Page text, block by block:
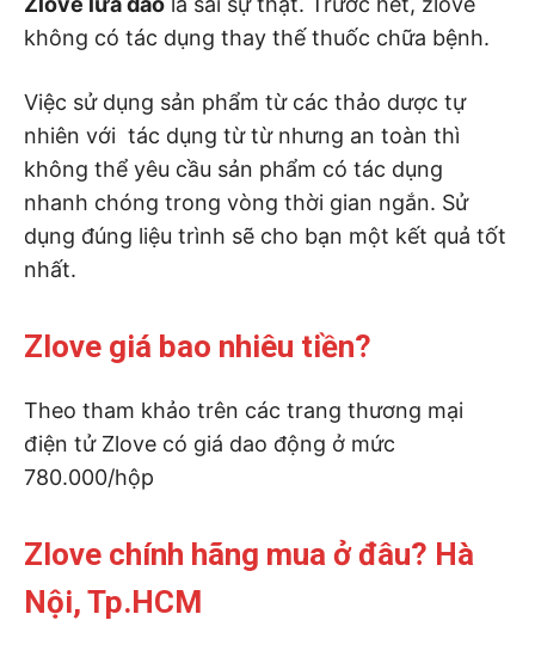
không có tác dụng thay thế thuốc chữa bệnh.
Việc sử dụng sản phẩm từ các thảo dược tự
nhiên với tác dụng từ từ nhưng an toàn thì
không thể yêu cầu sản phẩm có tác dụng
nhanh chóng trong vòng thời gian ngắn. Sử
dụng đúng liệu trình sẽ cho bạn một kết quả tốt
nhất.
Zlove giá bao nhiêu tiền?
Theo tham khảo trên các trang thương mại
điện tử Zlove có giá dao động ở mức
780.000/hộp
Zlove chính hãng mua ở đâu? Hà
Nội, Tp.HCM